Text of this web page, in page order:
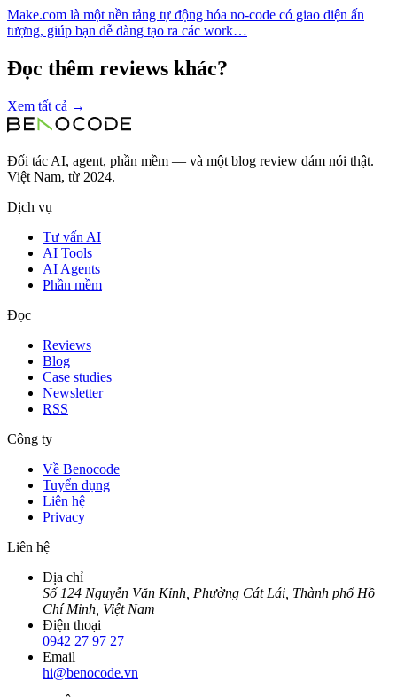
Make.com là một nền tảng tự động hóa no-code có giao diện ấn
tượng, giúp bạn dễ dàng tạo ra các work…
Đọc thêm reviews khác?
Xem tất cả →
Đối tác AI, agent, phần mềm — và một blog review dám nói thật.
Việt Nam, từ 2024.
Dịch vụ
Tư vấn AI
AI Tools
AI Agents
Phần mềm
Đọc
Reviews
Blog
Case studies
Newsletter
RSS
Công ty
Về Benocode
Tuyển dụng
Liên hệ
Privacy
Liên hệ
Địa chỉ
Số 124 Nguyễn Văn Kỉnh, Phường Cát Lái, Thành phố Hồ
Chí Minh, Việt Nam
Điện thoại
0942 27 97 27
Email
hi@benocode.vn